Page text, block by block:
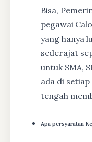
Bisa,
pegawai
yang hanya
sederajat
untuk SMA,
ada di
tengah
Apa persyaratan